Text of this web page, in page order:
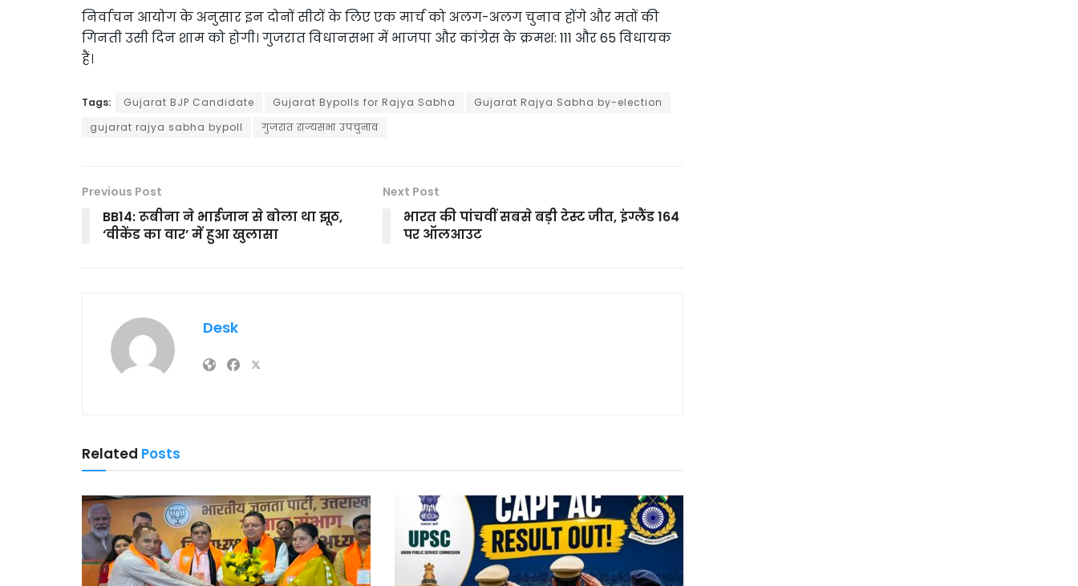
निर्वाचन आयोग के अनुसार इन दोनों सीटों के लिए एक मार्च को अलग-अलग चुनाव होंगे और मतों की
गिनती उसी दिन शाम को होगी। गुजरात विधानसभा में भाजपा और कांग्रेस के क्रमश: 111 और 65 विधायक
हैं।
Tags: Gujarat BJP Candidate Gujarat Bypolls for Rajya Sabha
Gujarat Rajya Sabha by-election
gujarat rajya sabha bypoll
गुजरात राज्यसभा उपचुनाव
Previous Post
BB14: रूबीना ने भाईजान से बोला था झूठ,
‘वीकेंड का वार’ में हुआ खुलासा
Next Post
भारत की पांचवीं सबसे बड़ी टेस्ट जीत, इंग्लैंड 164
पर ऑलआउट
Desk
Related Posts